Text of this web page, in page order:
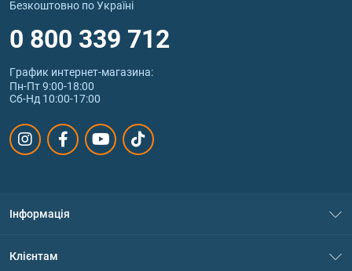
Безкоштовно по Україні
0 800 339 712
График интернет‑магазина:
Пн-Пт 9:00-18:00
Сб-Нд 10:00-17:00
Інформація
Клієнтам